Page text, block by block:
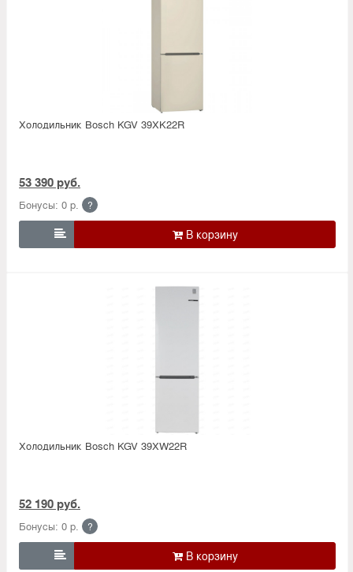
Холодильник Bosсh KGV 39XK22R
53 390 руб.
Бонусы: 0 р. ?

Холодильник Bosсh KGV 39XW22R
52 190 руб.
Бонусы: 0 р. ?
